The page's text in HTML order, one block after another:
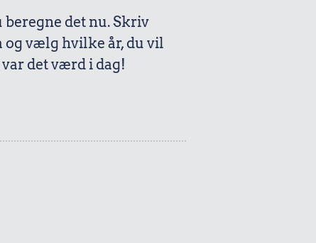
det nu. Skriv
og vælg hvilke år, du vil
det værd i dag!